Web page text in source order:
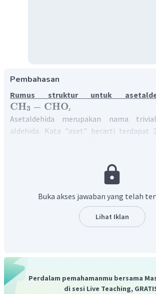
Pembahasan
Rumus struktur untuk
CH3 − CHO.
Asetaldehida merupakan nama
aldehida. Kata "aset" berarti terdapat
selalu pada atom C nomor 1 (paling ujung).
Dengan demikian, rumus struktur
CH3 − C = O
∣
H
Buka akses jawaban yang telah
Lihat Iklan
Perdalam pemahamanmu bersama
di sesi Live Teaching,